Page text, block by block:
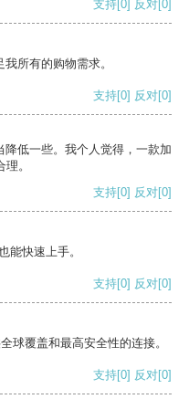
支持 [0] 反对 [0]
所有的购物需求。
支持[0] 反对[0]
低一些。我个人觉得，一款加
。
支持[0] 反对[0]
能快速上手。
支持[0] 反对[0]
球覆盖和最高安全性的连接。
支持[0] 反对[0]